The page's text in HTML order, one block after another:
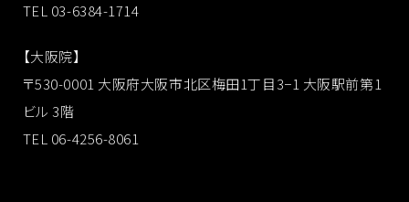
TEL 03-6384-1714
【大阪院】
〒530-0001 大阪府大阪市北区梅田1丁目3−1 大阪駅前第1
ビル 3階
TEL 06-4256-8061